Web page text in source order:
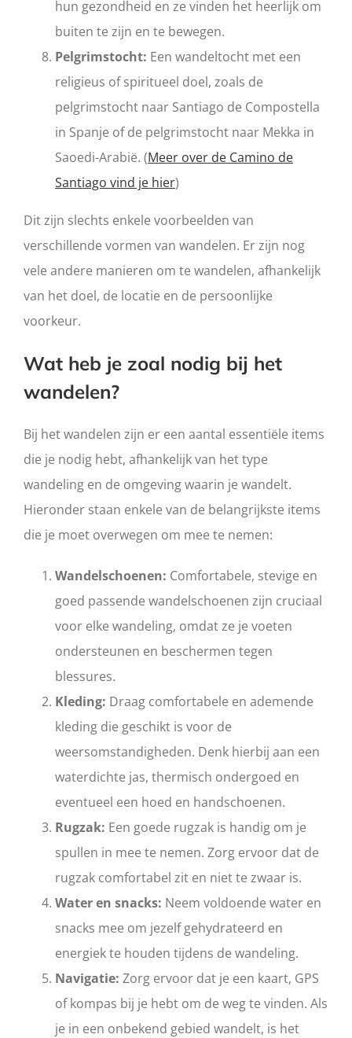
hun gezondheid en ze vinden het heerlijk om
buiten te zijn en te bewegen.
Pelgrimstocht: Een wandeltocht met een
religieus of spiritueel doel, zoals de
pelgrimstocht naar Santiago de Compostella
in Spanje of de pelgrimstocht naar Mekka in
Saoedi-Arabië. (Meer over de Camino de
Santiago vind je hier)
Dit zijn slechts enkele voorbeelden van
verschillende vormen van wandelen. Er zijn nog
vele andere manieren om te wandelen, afhankelijk
van het doel, de locatie en de persoonlijke
voorkeur.
Wat heb je zoal nodig bij het
wandelen?
Bij het wandelen zijn er een aantal essentiële items
die je nodig hebt, afhankelijk van het type
wandeling en de omgeving waarin je wandelt.
Hieronder staan enkele van de belangrijkste items
die je moet overwegen om mee te nemen:
Wandelschoenen: Comfortabele, stevige en
goed passende wandelschoenen zijn cruciaal
voor elke wandeling, omdat ze je voeten
ondersteunen en beschermen tegen
blessures.
Kleding: Draag comfortabele en ademende
kleding die geschikt is voor de
weersomstandigheden. Denk hierbij aan een
waterdichte jas, thermisch ondergoed en
eventueel een hoed en handschoenen.
Rugzak: Een goede rugzak is handig om je
spullen in mee te nemen. Zorg ervoor dat de
rugzak comfortabel zit en niet te zwaar is.
Water en snacks: Neem voldoende water en
snacks mee om jezelf gehydrateerd en
energiek te houden tijdens de wandeling.
Navigatie: Zorg ervoor dat je een kaart, GPS
of kompas bij je hebt om de weg te vinden. Als
je in een onbekend gebied wandelt, is het